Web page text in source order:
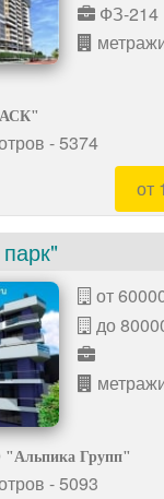
ФЗ-214
- 5374
от
от
до
Групп"
- 5093